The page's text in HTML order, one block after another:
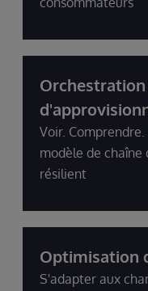
Voir.
modèle de
résilient
Optimisation
S'adapter aux